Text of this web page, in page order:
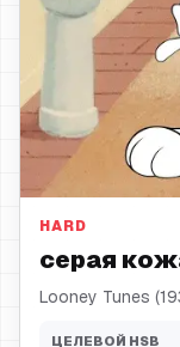
серая кожа
HARD
серая
Looney Tunes
ЦЕЛЕВОЙ HSB